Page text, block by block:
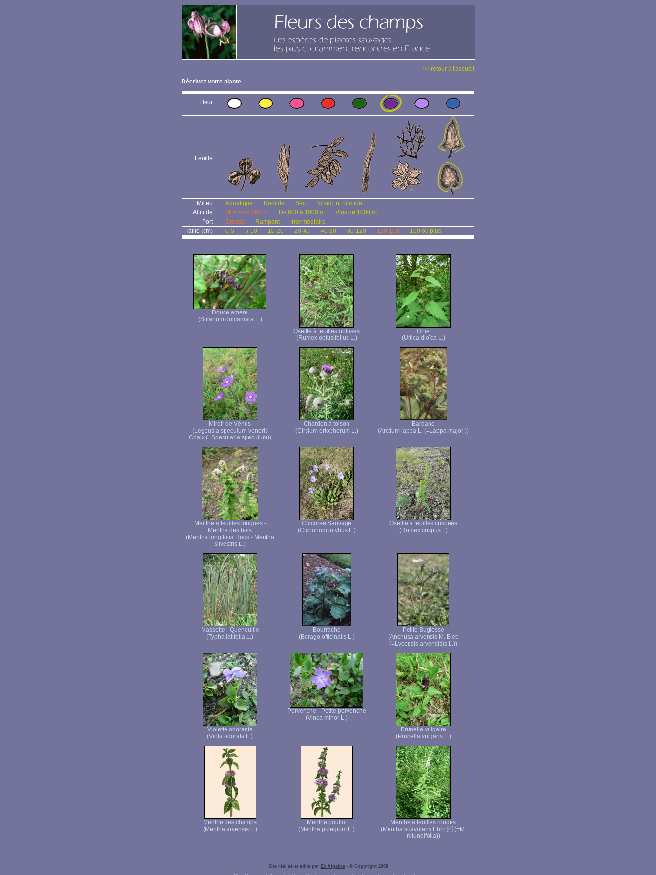
<< retour à l'accueil
Décrivez votre plante
Fleur
Feuille
Milieu Aquatique Humide Sec
Ni sec, ni humide
Altitude
Moins de 600 m De 600 à 1000 m
Plus de 1000 m
Port
Dressé Rampant
Intermédiaire
Taille (cm)
0-5 5-10 10-20 20-40 40-80 80-120 120-160 160 ou plus
Douce amère
(Solanum dulcamara L.)
Oseille à feuilles obtuses
(Rumex obtusifolius L.)
Ortie
(Urtica dioïca L.)
Miroir de Vénus
(Legousia speculum-veneris
Chaix (=Specularia speculum))
Chardon à toison
(Cirsium eriophorum L.)
Bardane
(Arctium lappa L. (=Lappa major ))
Menthe à feuilles longues -
Menthe des bois
(Mentha longifolia Huds - Mentha
silvestris L.)
Chicorée Sauvage
(Cichorium intybus L.)
Oseille à feuilles crispées
(Rumex crispus L)
Massette - Quenouille
(Typha latifolia L.)
Bourrache
(Borago officinalis L.)
Petite Buglosse
(Anchusa arvensis M. Bieb
(=Lycopsis arvensis)s L.))
Violette odorante
(Viola odorata L.)
Pervenche - Petite pervenche
(Vinca minor L.)
Brunelle vulgaire
(Prunella vulgaris L.)
Menthe des champs
(Mentha arvensis L.)
Menthe pouliot
(Mentha pulegium L.)
Menthe à feuilles rondes
(Mentha suavolens Ehrh. (=M.
rotundifolia))
Site réalisé et édité par Ex Algebra- © Copyright 2008